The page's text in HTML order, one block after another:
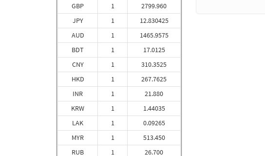
GBP
JPY
AUD
BDT
CNY
HKD
INR
KRW
LAK
MYR
RUB
1
1
1
1
1
1
1
1
1
1
1
2799.960
12.830425
1465.9575
17.0125
310.3525
267.7625
21.880
1.44035
0.09265
513.450
26.700